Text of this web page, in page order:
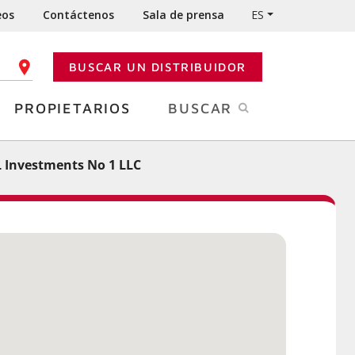
Contáctenos Sala de prensa ES
POSTAL BUSCAR UN DISTRIBUIDOR
PROPIETARIOS BUSCAR
Investments No 1 LLC